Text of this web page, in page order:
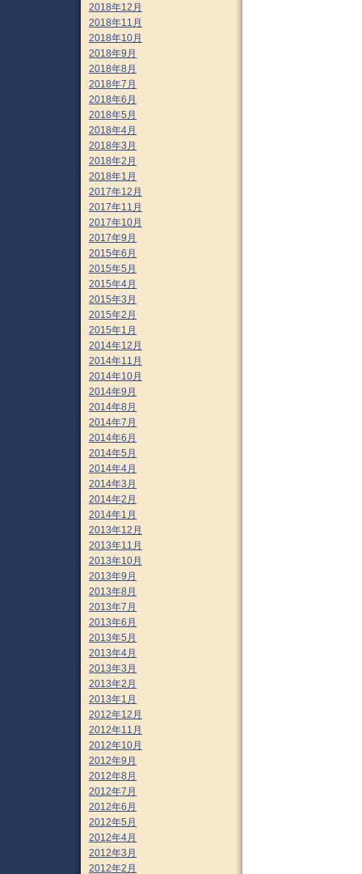
2018年12月
2018年11月
2018年10月
2018年9月
2018年8月
2018年7月
2018年6月
2018年5月
2018年4月
2018年3月
2018年2月
2018年1月
2017年12月
2017年11月
2017年10月
2017年9月
2015年6月
2015年5月
2015年4月
2015年3月
2015年2月
2015年1月
2014年12月
2014年11月
2014年10月
2014年9月
2014年8月
2014年7月
2014年6月
2014年5月
2014年4月
2014年3月
2014年2月
2014年1月
2013年12月
2013年11月
2013年10月
2013年9月
2013年8月
2013年7月
2013年6月
2013年5月
2013年4月
2013年3月
2013年2月
2013年1月
2012年12月
2012年11月
2012年10月
2012年9月
2012年8月
2012年7月
2012年6月
2012年5月
2012年4月
2012年3月
2012年2月